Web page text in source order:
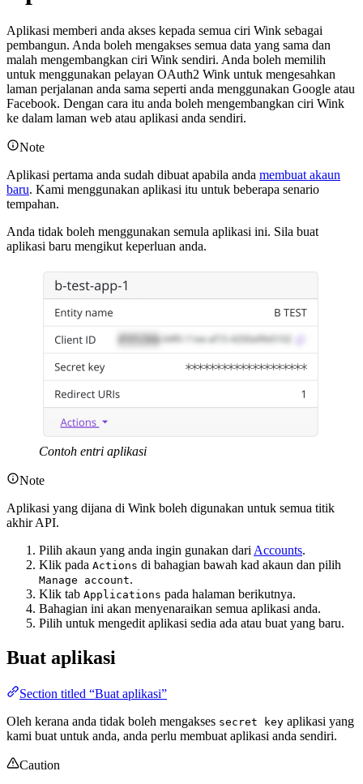
Aplikasi memberi anda akses kepada semua ciri Wink sebagai
pembangun. Anda boleh mengakses semua data yang sama dan
malah mengembangkan ciri Wink sendiri. Anda boleh memilih
untuk menggunakan pelayan OAuth2 Wink untuk mengesahkan
laman perjalanan anda sama seperti anda menggunakan Google atau
Facebook. Dengan cara itu anda boleh mengembangkan ciri Wink
ke dalam laman web atau aplikasi anda sendiri.
Note
Aplikasi pertama anda sudah dibuat apabila anda membuat akaun
baru. Kami menggunakan aplikasi itu untuk beberapa senario
tempahan.
Anda tidak boleh menggunakan semula aplikasi ini. Sila buat
aplikasi baru mengikut keperluan anda.
Contoh entri aplikasi
Note
Aplikasi yang dijana di Wink boleh digunakan untuk semua titik
akhir API.
Pilih akaun yang anda ingin gunakan dari Accounts.
Klik pada Actions di bahagian bawah kad akaun dan pilih
Manage account.
Klik tab Applications pada halaman berikutnya.
Bahagian ini akan menyenaraikan semua aplikasi anda.
Pilih untuk mengedit aplikasi sedia ada atau buat yang baru.
Buat aplikasi
Section titled “Buat aplikasi”
Oleh kerana anda tidak boleh mengakses secret key aplikasi yang
kami buat untuk anda, anda perlu membuat aplikasi anda sendiri.
Caution